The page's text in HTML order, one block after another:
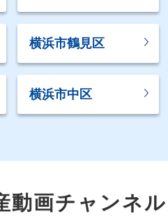
横浜市鶴見区
横浜市中区
動画チャンネル